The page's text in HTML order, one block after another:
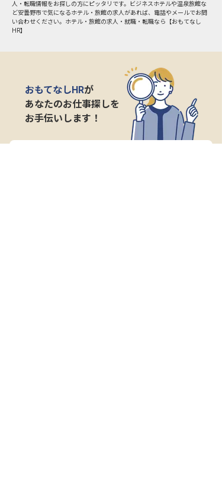
人・転職情報をお探しの方にピッタリです。ビジネスホテルや温泉旅館な
ど安曇野市で気になるホテル・旅館の求人があれば、電話やメールでお問
い合わせください。ホテル・旅館の求人・就職・転職なら【おもてなし
HR】
おもてなしHRが
あなたのお仕事探しを
お手伝いします！